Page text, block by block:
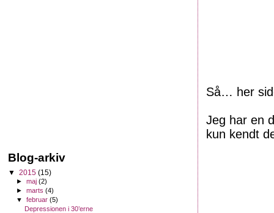
Så… her
Jeg har en
kun kendt
Blog-arkiv
▼ 2015 (15)
►maj(2)
►marts(4)
▼februar(5)
Depressionen i 30’erne